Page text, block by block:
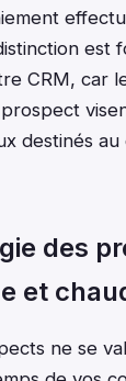
est
CRM, car
destinés
des
et
ne se